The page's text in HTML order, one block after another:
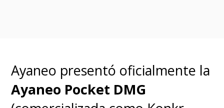
Ayaneo presentó oficialmente la
Ayaneo Pocket DMG